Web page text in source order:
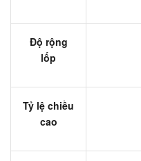
Độ rộng
lốp
Tỷ lệ chiều
cao